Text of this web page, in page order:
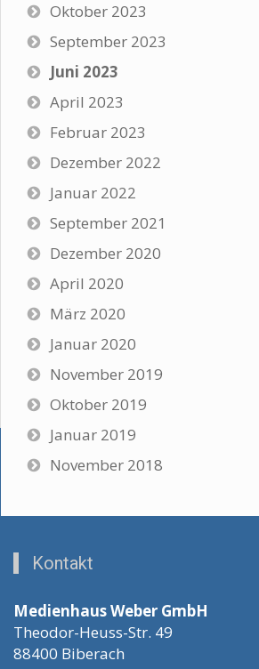
Oktober 2023
September 2023
Juni 2023
April 2023
Februar 2023
Dezember 2022
Januar 2022
September 2021
Dezember 2020
April 2020
März 2020
Januar 2020
November 2019
Oktober 2019
Januar 2019
November 2018
Kontakt
Medienhaus Weber GmbH
Theodor-Heuss-Str. 49
88400 Biberach